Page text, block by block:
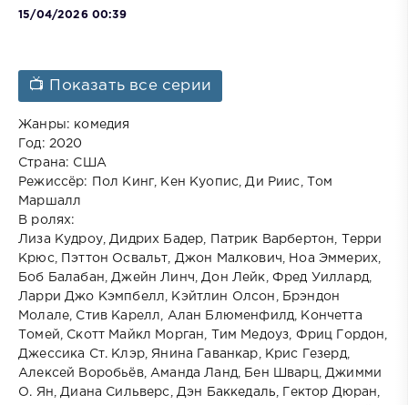
15/04/2026 00:39
📺 Показать все серии
Жанры: комедия
Год: 2020
Страна: США
Режиссёр: Пол Кинг, Кен Куопис, Ди Риис, Том
Маршалл
В ролях:
Лиза Кудроу, Дидрих Бадер, Патрик Варбертон, Терри
Крюс, Пэттон Освальт, Джон Малкович, Ноа Эммерих,
Боб Балабан, Джейн Линч, Дон Лейк, Фред Уиллард,
Ларри Джо Кэмпбелл, Кэйтлин Олсон, Брэндон
Молале, Стив Карелл, Алан Блюменфилд, Кончетта
Томей, Скотт Майкл Морган, Тим Медоуз, Фриц Гордон,
Джессика Ст. Клэр, Янина Гаванкар, Крис Гезерд,
Алексей Воробьёв, Аманда Ланд, Бен Шварц, Джимми
О. Ян, Диана Сильверс, Дэн Баккедаль, Гектор Дюран,